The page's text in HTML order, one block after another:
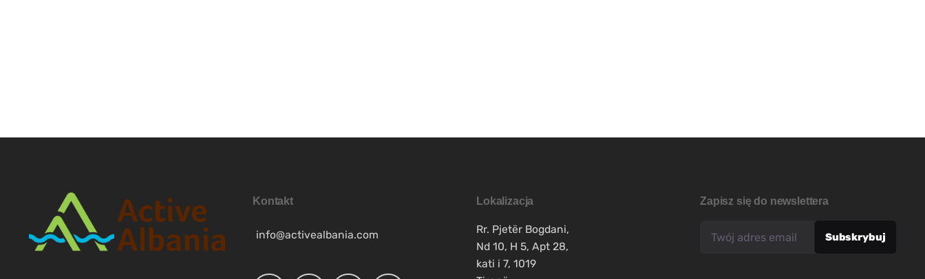
ES
SV
FR
Kontakt
info@activealbania.com
Lokalizacja
Rr. Pjetër Bogdani,
Nd 10, H 5, Apt 28,
kati i 7, 1019
Zapisz się do newslettera